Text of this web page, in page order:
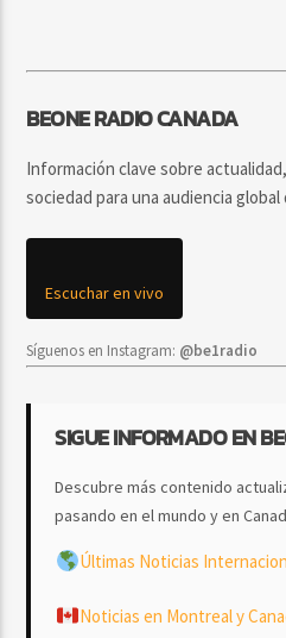
BEONE RADIO CANADA
Información clave sobre
sociedad para una audiencia global
Escuchar en vivo
Síguenos en Instagram: @be1radio
SIGUE INFORMADO EN
Descubre más contenido
pasando en el mundo y en
Últimas Noticias
Noticias en Montreal y